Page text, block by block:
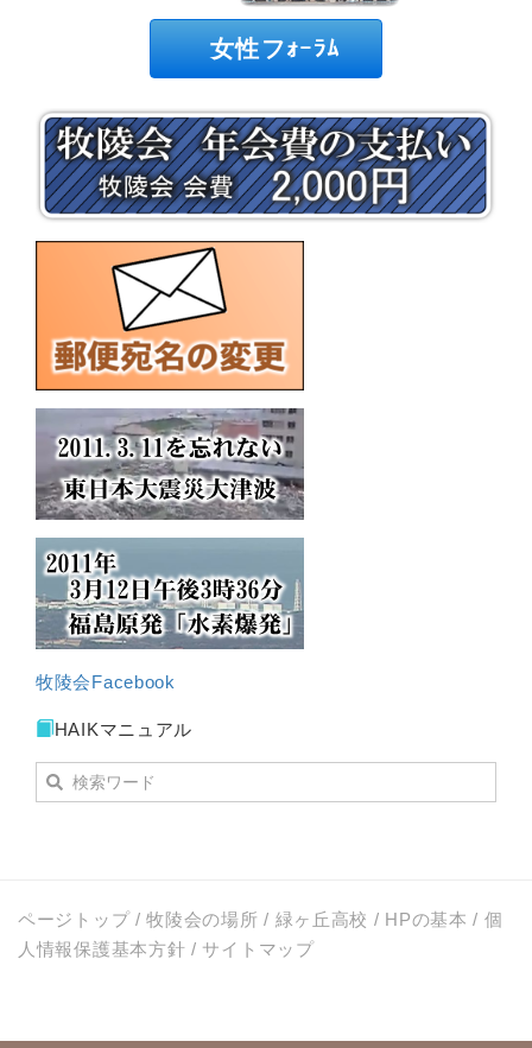
女性フｫｰﾗﾑ
牧陵会Facebook
HAIKマニュアル
ページトップ/牧陵会の場所 / 緑ヶ丘高校 / HPの基本 / 個
人情報保護基本方針 / サイトマップ